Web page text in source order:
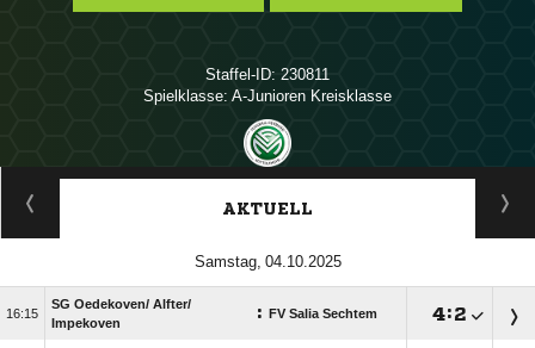
Staffel-ID: 230811
Spielklasse: A-Junioren Kreisklasse
ANZEIGE
AKTUELL
 

SG Oedekoven/​ Alfter/​
Impekoven
: FV Salia Sechtem :